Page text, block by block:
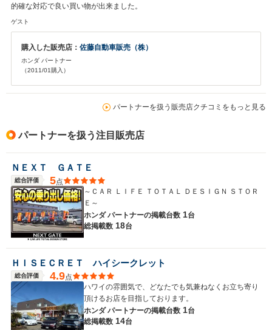
的確な対応で良い買い物が出来ました。
ゲスト
購入した販売店： 佐藤自動車販売（株）
ホンダ パートナー
（2011/01購入）
パートナーを扱う販売店クチコミをもっと見る
パートナーを扱う注目販売店
ＮＥＸＴ ＧＡＴＥ
総合評価 5点
～ＣＡＲ ＬＩＦＥ ＴＯＴＡＬ ＤＥＳＩＧＮ ＳＴＯＲ
Ｅ～
ホンダ パートナーの掲載台数 1台
総掲載数 18台
ＨＩＳＥＣＲＥＴ ハイシークレット
総合評価 4.9点
ハワイの雰囲気で、どなたでも気兼ねなくお立ち寄り
頂けるお店を目指しております。
ホンダ パートナーの掲載台数 1台
総掲載数 14台